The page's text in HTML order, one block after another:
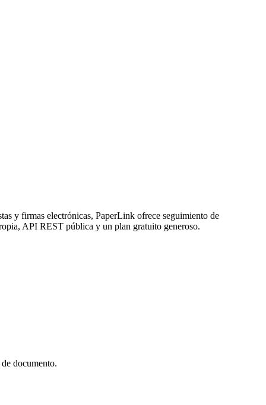
y firmas electrónicas, PaperLink ofrece seguimiento de
API REST pública y un plan gratuito generoso.
documento.